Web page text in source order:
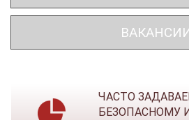
ЧАСТО
БЕЗОПАСНОМУ